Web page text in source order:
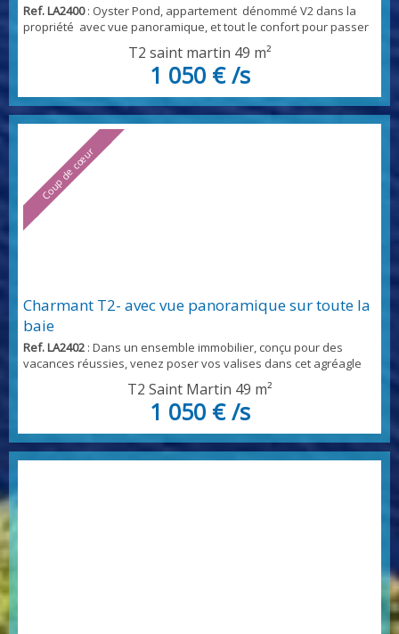
Ref. LA2400: Oyster Pond, appartement dénommé V2 dans la
propriété avec vue panoramique, et tout le confort pour passer
d'agréables moments en famille, nous vous proposons cet
appartement, avec salon séjour, cuisine équipée, avec tout le
nécessaire, télévision connectée, machine a laver le linge, une
services aguerris de notre conci...
T2 saint martin 49 m²
1 050 € /s
Coup de cœur
Charmant T2- avec vue panoramique sur toute la
baie
Ref. LA2402 : Dans un ensemble immobilier, conçu pour des
vacances réussies, venez poser vos valises dans cet agréagle
t2, bénéficiant d'une jolie vue sur toute la baie d'oyster pond,
vous bénéficierez d'une piscine commune avec grand deck
aménagée pour faire de vos apéritifs des moments inoubliables
aménagé convient à un couple, avec sa cham...
T2 Saint Martin 49 m²
1 050 € /s